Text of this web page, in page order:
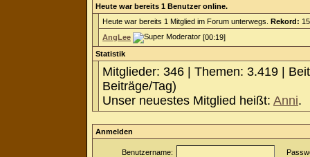
Heute war bereits 1 Benutzer online.
Heute war bereits 1 Mitglied im Forum unterwegs. Rekord:
AngLee
[00:19]
Statistik
Mitglieder: 346 | Themen: 3.419 |
Beiträge/Tag)
Unser neuestes Mitglied heißt: Anni.
Anmelden
Benutzername: